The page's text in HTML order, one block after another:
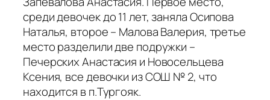
среди девочек до 11 лет, заняла Осипова
Наталья, второе – Малова Валерия, третье
место разделили две подружки –
Печерских Анастасия и Новосельцева
Ксения, все девочки из СОШ № 2, что
находится в п.Тургояк.